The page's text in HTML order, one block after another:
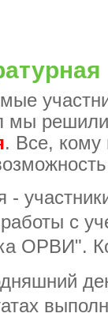
мы
. Все, кому
-
с
ОРВИ".